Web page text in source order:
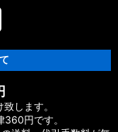
します。
円です。